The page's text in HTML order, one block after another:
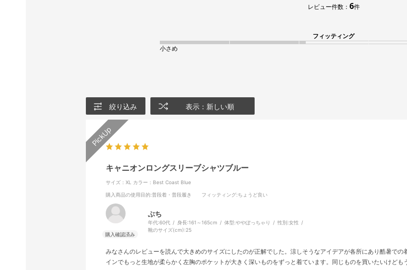
レビュー件数： 6件
フィッティング
小さめ
絞り込み 表示：新しい順
キャニオンロングスリーブシャツブルー
サイズ：XL カラー：Best Coast Blue
購入商品の使用目的:普段着・普段履き フィッティング:ちょうど良い
ぶち
年代:60代 身長:161～165cm 体型:ややぽっちゃり 性別:女性
靴のサイズ(cm):25
みなさんのレビューを読んで大きめのサイズにしたのが正解でした。涼しそうなアイデアが各所にあり酷暑で
インでもっと生地が柔らかく左胸のポケットが大きく深いものをずっと着ています。同じものを買いたいけども